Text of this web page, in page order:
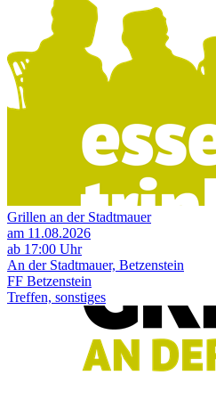
Grillen an der Stadtmauer
am 11.08.2026
ab 17:00 Uhr
An der Stadtmauer, Betzenstein
FF Betzenstein
Treffen, sonstiges